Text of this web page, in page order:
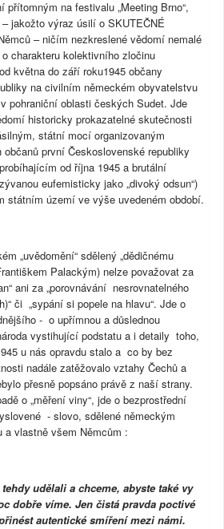
přítomným na festivalu „Meeting Brno“,
jakožto výraz úsilí o SKUTEČNÉ
– ničím nezkreslené vědomí nemalé
charakteru kolektivního zločinu
května do září roku1945 občany
na civilním německém obyvatelstvu
pohraniční oblasti českých Sudet. Jde
historicky prokazatelné skutečnosti
státní mocí organizovaným
první Československé republiky
od října 1945 a brutální
eufemisticky jako „divoký odsun“)
státním území ve výše uvedeném období.
„uvědomění“ sdělený „dědičnému
Palackým) nelze považovat za
ani za „porovnávání nesrovnatelného
či „sypání si popele na hlavu“. Jde o
- o upřímnou a důslednou
vystihující podstatu a i detaily toho,
u nás opravdu stalo a co by bez
nadále zatěžovalo vztahy Čechů a
přesně popsáno právě z naší strany.
o „měření viny“, jde o bezprostřední
- slovo, sdělené německým
vlastně všem Němcům :
udělali a chceme, abyste také vy
dobře víme. Jen čistá pravda poctivé
autentické smíření mezi námi.